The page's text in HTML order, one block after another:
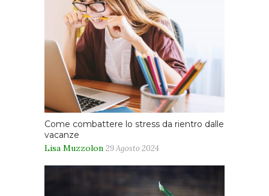
Come combattere lo stress da rientro dalle
vacanze
Lisa Muzzolon 29 Agosto 2024